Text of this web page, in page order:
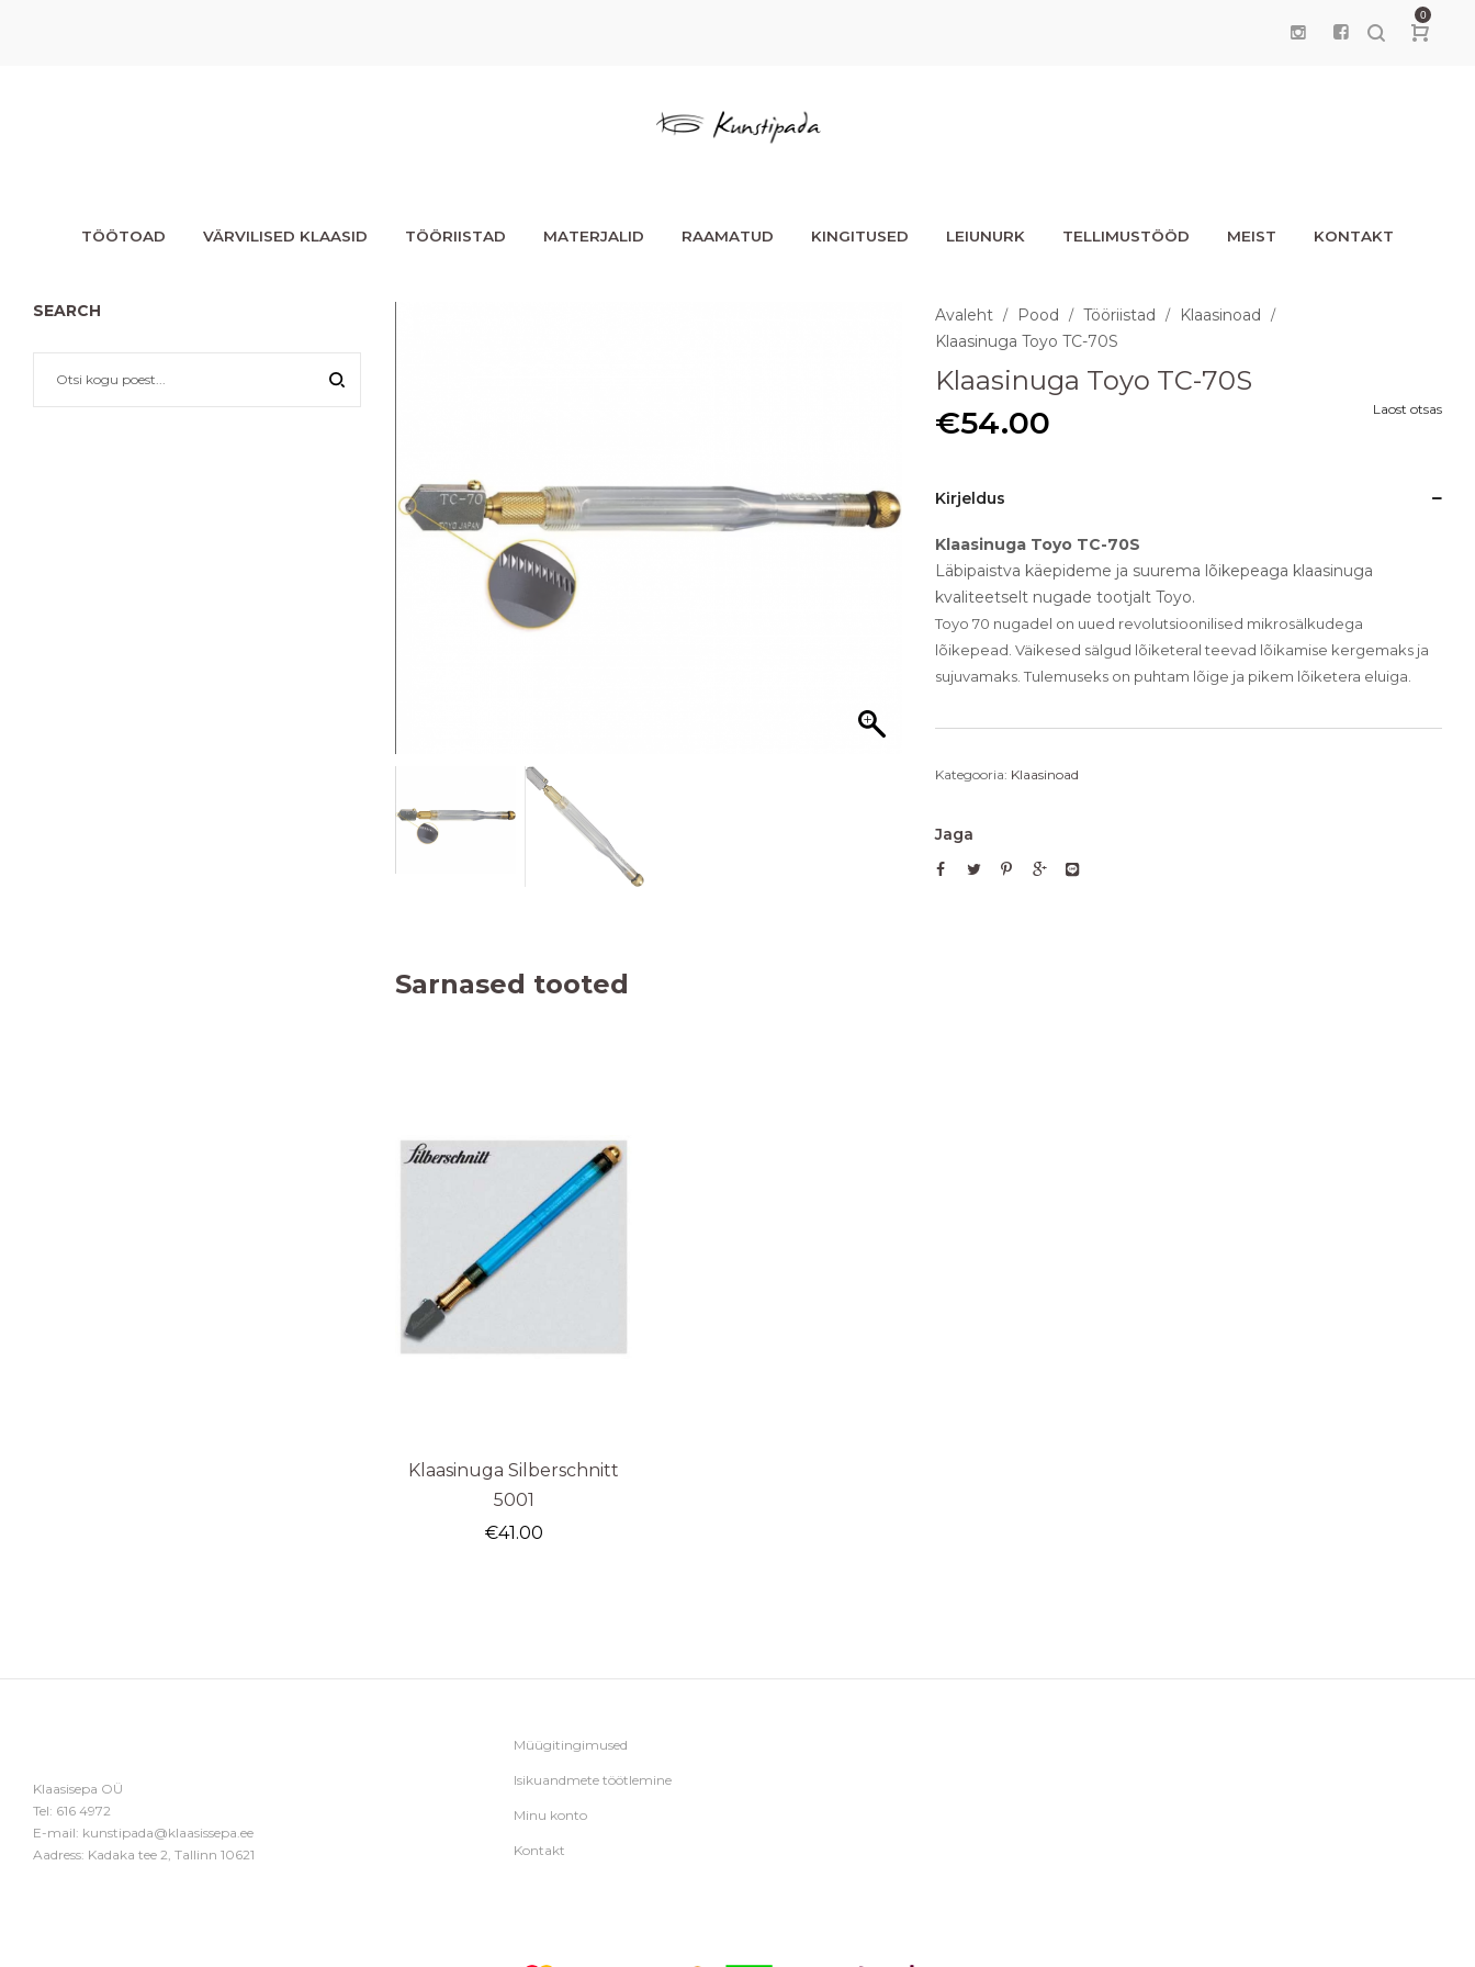
0
TÖÖTOAD VÄRVILISED KLAASID TÖÖRIISTAD MATERJALID RAAMATUD KINGITUSED LEIUNURK TELLIMUSTÖÖD MEIST KONTAKT
Avaleht / Pood / Tööriistad / Klaasinoad /
Klaasinuga Toyo TC-70S
Klaasinuga Toyo TC-70S
Laost otsas
€54.00
Kirjeldus
Klaasinuga Toyo TC-70S
Läbipaistva käepideme ja suurema lõikepeaga klaasinuga
kvaliteetselt nugade tootjalt Toyo.
Toyo 70 nugadel on uued revolutsioonilised mikrosälkudega
lõikepead. Väikesed sälgud lõiketeral teevad lõikamise kergemaks ja
sujuvamaks. Tulemuseks on puhtam lõige ja pikem lõiketera eluiga.
Kategooria: Klaasinoad
Jaga
Sarnased tooted
Klaasinuga Silberschnitt
5001
€41.00
SEARCH
Klaasisepa OÜ
Tel: 616 4972
E-mail: kunstipada@klaasissepa.ee
Aadress: Kadaka tee 2, Tallinn 10621
Müügitingimused
Isikuandmete töötlemine
Minu konto
Kontakt